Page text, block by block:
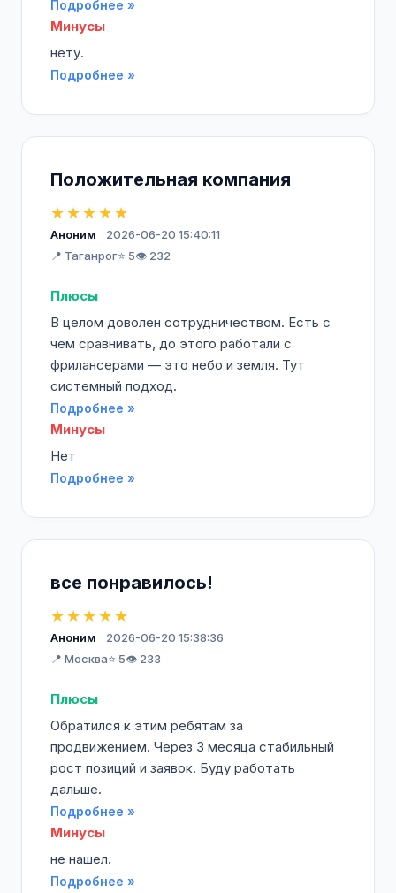
Подробнее »
Минусы
нету.
Подробнее »
Положительная компания
★★★★★
Аноним
2026-06-20 15:40:11
📍 Таганрог⭐ 5👁️ 232
Плюсы
В целом доволен сотрудничеством. Есть с
чем сравнивать, до этого работали с
фрилансерами — это небо и земля. Тут
системный подход.
Подробнее »
Минусы
Нет
Подробнее »
все понравилось!
★★★★★
Аноним
2026-06-20 15:38:36
📍 Москва⭐ 5👁️ 233
Плюсы
Обратился к этим ребятам за
продвижением. Через 3 месяца стабильный
рост позиций и заявок. Буду работать
дальше.
Подробнее »
Минусы
не нашел.
Подробнее »